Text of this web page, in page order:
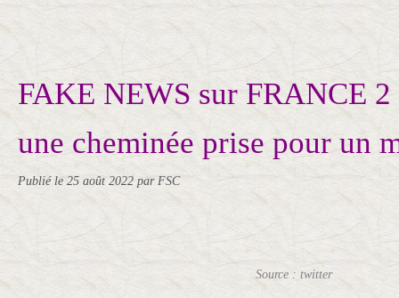
FAKE NEWS sur FRANCE
une cheminée prise pour un
Publié le 25 août 2022 par FSC
Source : twitter